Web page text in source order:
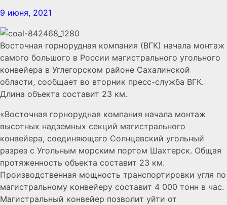
9 июня, 2021
Восточная горнорудная компания (ВГК) начала монтаж
самого большого в России магистрального угольного
конвейера в Углегорском районе Сахалинской
области, сообщает во вторник пресс-служба ВГК.
Длина объекта составит 23 км.
«Восточная горнорудная компания начала монтаж
высотных надземных секций магистрального
конвейера, соединяющего Солнцевский угольный
разрез с Угольным морским портом Шахтерск. Общая
протяженность объекта составит 23 км.
Производственная мощность транспортировки угля по
магистральному конвейеру составит 4 000 тонн в час.
Магистральный конвейер позволит уйти от